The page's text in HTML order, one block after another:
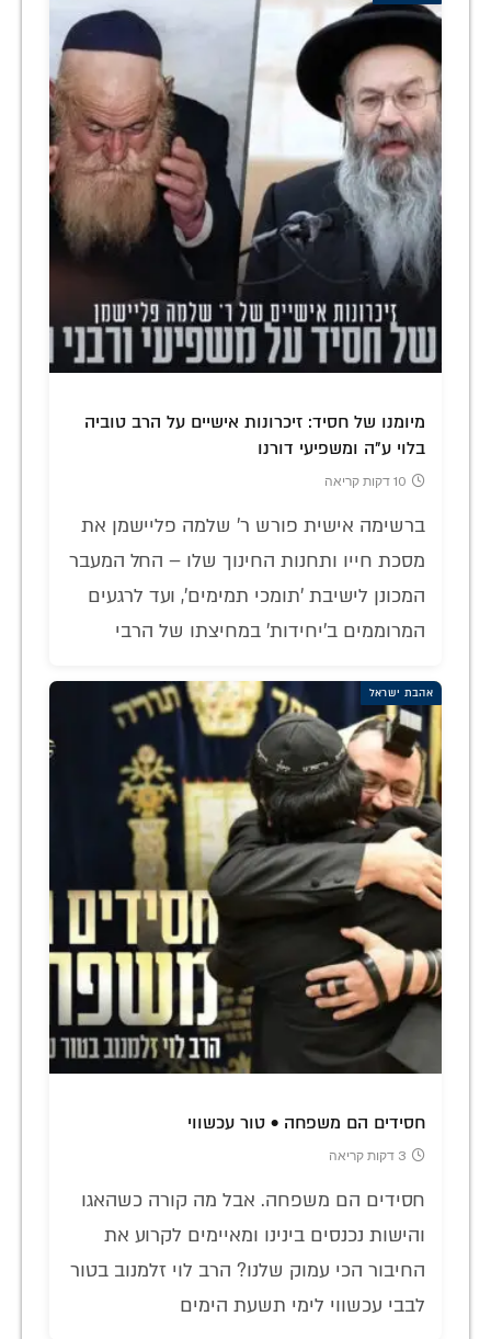
מיומנו של חסיד: זיכרונות אישיים על הרב טוביה
בלוי ע"ה ומשפיעי דורנו
10 דקות קריאה
ברשימה אישית פורש ר' שלמה פליישמן את
מסכת חייו ותחנות החינוך שלו – החל המעבר
המכונן לישיבת 'תומכי תמימים', ועד לרגעים
המרוממים ב'יחידות' במחיצתו של הרבי
אהבת ישראל
חסידים הם משפחה • טור עכשווי
3 דקות קריאה
חסידים הם משפחה. אבל מה קורה כשהאגו
והישות נכנסים בינינו ומאיימים לקרוע את
החיבור הכי עמוק שלנו? הרב לוי זלמנוב בטור
לבבי עכשווי לימי תשעת הימים